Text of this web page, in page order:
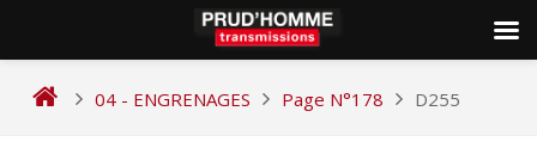
04 - ENGRENAGES Page N°178 D255